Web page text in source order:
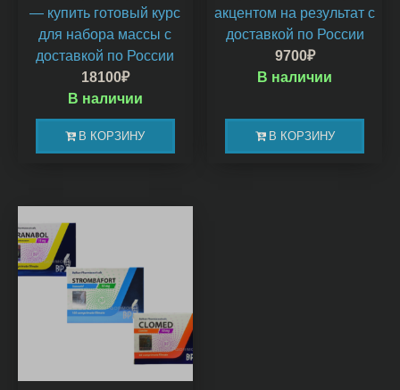
— купить готовый курс
для набора массы с
доставкой по России
18100₽
В КОРЗИНУ
В наличии
акцентом на результат с
доставкой по России
9700₽
В КОРЗИНУ
В наличии